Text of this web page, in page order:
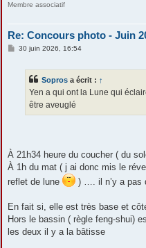
Membre associatif
Re: Concours photo - Juin
M30 juin 2026, 16:54
Sopros a écrit : ↑
Yen a qui ont la Lune qui
être aveuglé
À 21h34 heure du coucher ( du
À 1h du mat ( j ai donc mis le
reflet de lune
) …. il n’y a pas
En fait si, elle est très base et
Hors le bassin ( règle feng-shui)
les deux il y a la bâtisse